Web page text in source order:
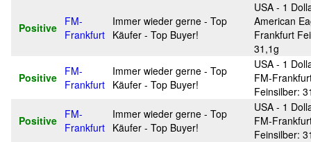
Positive
FM-
Frankfurt
Immer wieder gerne - Top
Käufer - Top Buyer!
USA - 1
American
Frankfurt
31,1g
Positive
FM-
Frankfurt
Immer wieder gerne - Top
Käufer - Top Buyer!
USA - 1
FM-
Feinsilber:
Positive
FM-
Frankfurt
Immer wieder gerne - Top
Käufer - Top Buyer!
USA - 1
FM-
Feinsilber: